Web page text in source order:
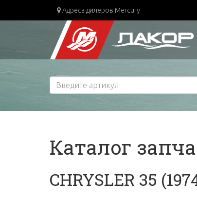
Адреса дилеров Mercury
Каталог
CHRYSLER 35